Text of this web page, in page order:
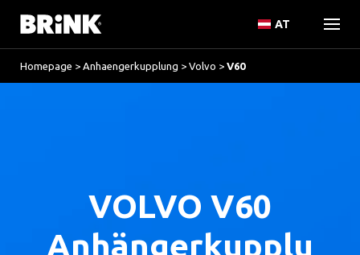
AT
Homepage > Anhaengerkupplung > Volvo > V60
VOLVO V60
Anhängerkupplu